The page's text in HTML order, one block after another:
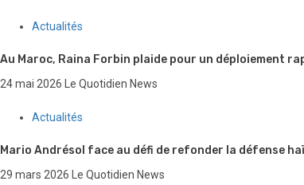
Actualités
Au Maroc, Raina Forbin plaide pour un déploiement
24 mai 2026 Le Quotidien News
Actualités
Mario Andrésol face au défi de refonder la défense
29 mars 2026 Le Quotidien News